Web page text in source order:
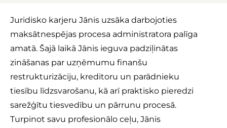
Juridisko karjeru Jānis uzsāka darbojoties
maksātnespējas procesa administratora palīga
amatā. Šajā laikā Jānis ieguva padziļinātas
zināšanas par uzņēmumu finanšu
restrukturizāciju, kreditoru un parādnieku
tiesību līdzsvarošanu, kā arī praktisko pieredzi
sarežģītu tiesvedību un pārrunu procesā.
Turpinot savu profesionālo ceļu, Jānis